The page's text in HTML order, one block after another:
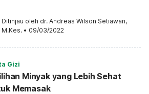
Ditinjau oleh dr. Andreas Wilson Setiawan,
M.Kes. • 09/03/2022
Gizi
Minyak yang Lebih Sehat
Memasak